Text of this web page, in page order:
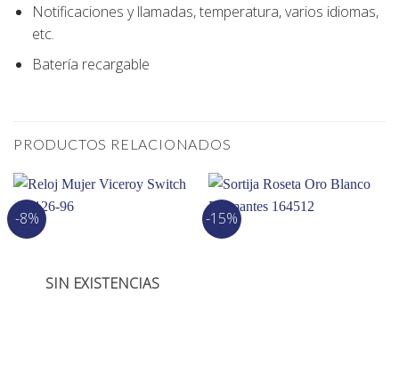
Notificaciones y llamadas, temperatura, varios idiomas,
etc.
Batería recargable
PRODUCTOS RELACIONADOS
-8%
SIN EXISTENCIAS
-15%